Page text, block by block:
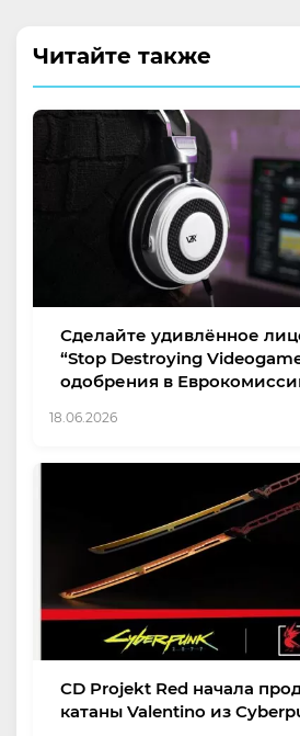
Читайте также
Сделайте удивлённое
“Stop Destroying
одобрения в
18.06.2026
CD Projekt Red начала
катаны Valentino из